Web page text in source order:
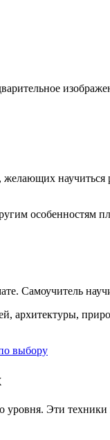
особенностям
Самоучитель
архитектуры,
выбору
Эти